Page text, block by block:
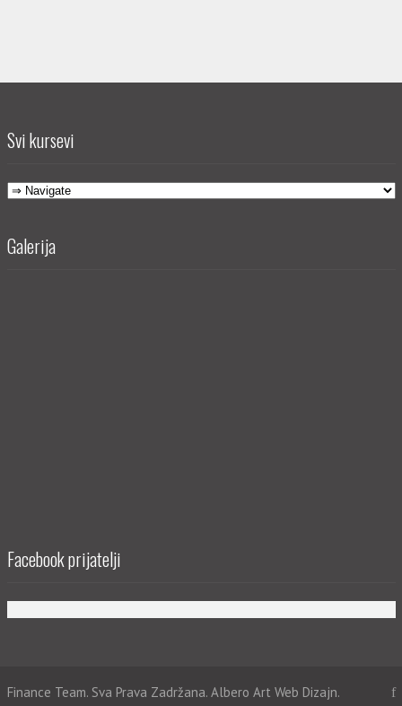
Svi kursevi
Galerija
Facebook prijatelji
Finance Team. Sva Prava Zadržana. Albero Art Web Dizajn.